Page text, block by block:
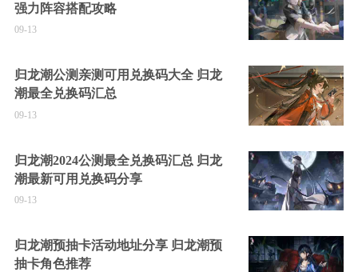
强力阵容搭配攻略
09-13
归龙潮公测亲测可用兑换码大全 归龙
潮最全兑换码汇总
09-13
归龙潮2024公测最全兑换码汇总 归龙
潮最新可用兑换码分享
09-13
归龙潮预抽卡活动地址分享 归龙潮预
抽卡角色推荐